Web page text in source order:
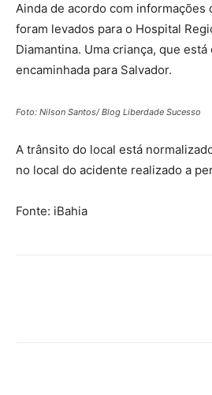
Ainda de acordo com informações
foram levados para o Hospital
Diamantina. Uma criança, que
encaminhada para Salvador.
Foto: Nilson Santos/ Blog Liberdade Sucesso
A trânsito do local está
no local do acidente realizado a
Fonte: iBahia